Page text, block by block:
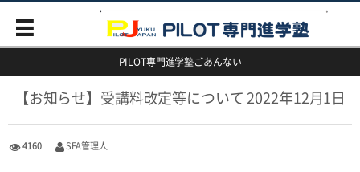
PILOT専門進学塾ごあんない
【お知らせ】受講料改定等について 2022年12月1日
4160 SFA管理人